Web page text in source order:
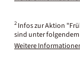
2 Infos zur Aktion
sind unter
Weitere